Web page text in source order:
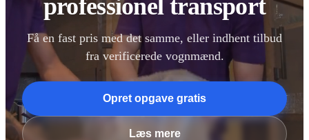
professionel transport
Få en fast pris med det samme, eller indhent tilbud
fra verificerede vognmænd.
Opret opgave gratis
Læs mere